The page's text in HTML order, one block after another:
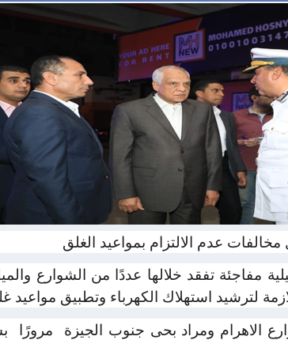
عدم الالتزام بمواعيد الغلق
مفاجئة تفقد خلالها عددًا من الشوارع
لترشيد استهلاك الكهرباء وتطبيق مواعيد
الاهرام ومراد بحى جنوب الجيزة
مرورًا